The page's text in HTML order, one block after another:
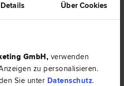
Details Über Cookies
GmbH, verwenden
zu personalisieren.
Sie unter Datenschutz.
Zahlt die Versicherung?